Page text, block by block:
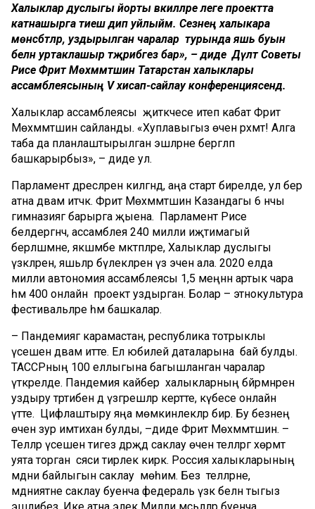
Халыклар дуслыгы йорты вәкилләре әлеге проектта
катнашырга тиеш дип уйлыйм. Сезнең халыкара
мөнәсәбәтләр, уздырылган чаралар турында яшь буын
белән уртаклашыр тәҗрибәгез бар», – диде Дәүләт Советы
Рәисе Фәрит Мөхәммәтшин Татарстан халыклары
ассамблеясының V хисап-сайлау конференциясендә.
Халыклар ассамблеясы җитәкчесе итеп кабат Фәрит
Мөхәммәтшин сайланды. «Хуплавыгыз өчен рәхмәт! Алга
таба да планлаштырылган эшләрне бергәләп
башкарырбыз», – диде ул.
Парламент дәресләренә килгәндә, аңа старт бирелде, ул бер
атна дәвам итәчәк. Фәрит Мөхәммәтшин Казандагы 6 нчы
гимназиягә барырга җыена. Парламент Рәисе
белдергәнчә, ассамблея 240 милли иҗтимагый
берләшмәне, якшәмбе мәктәпләре, Халыклар дуслыгы
үзәкләрен, яшьләр бүлекләрен үз эченә ала. 2020 елда
милли автономия ассамблеясы 1,5 меңнән артык чара
һәм 400 онлайн проект уздырган. Болар – этнокультура
фестивальләре һәм башкалар.
– Пандемиягә карамастан, республика тотрыклы
үсешен дәвам итте. Ел юбилей даталарына бай булды.
ТАССРның 100 еллыгына багышланган чаралар
үткәрелде. Пандемия кайбер халыкларның бәйрәмнәрен
уздыру тәртибенә дә үзгәрешләр кертте, күбесе онлайн
үтте. Цифлаштыру яңа мөмкинлекләр бирә. Бу безнең
өчен зур имтихан булды, –диде Фәрит Мөхәммәтшин. –
Телләр үсешен тигез дәрәҗәдә саклау өчен телләргә хөрмәт
уята торган сәяси тирәлек кирәк. Россия халыкларының
мәдәни байлыгын саклау мөһим. Без телләрне,
мәдәниятне саклау буенча федераль үзәк белән тыгыз
эшлибез. Ике атна элек Милли мәсьәләләр буенча